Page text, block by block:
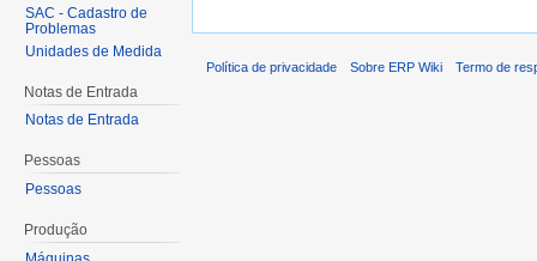
SAC - Cadastro de
Problemas
Unidades de Medida
Notas de Entrada
Notas de Entrada
Pessoas
Pessoas
Produção
Política de privacidade Sobre ERP Wiki Termo de